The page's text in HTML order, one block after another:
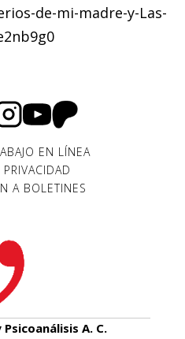
de-mi-madre-y-Las-
EN LÍNEA
A BOLETINES
A. C.